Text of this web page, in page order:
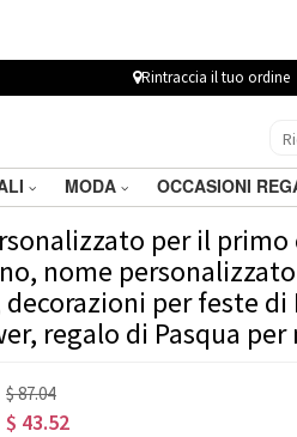
Rintraccia il tuo ordine
MODA OCCASIONI
per il
nome
decorazioni per feste di
regalo di Pasqua
$ 87.04
$ 43.52